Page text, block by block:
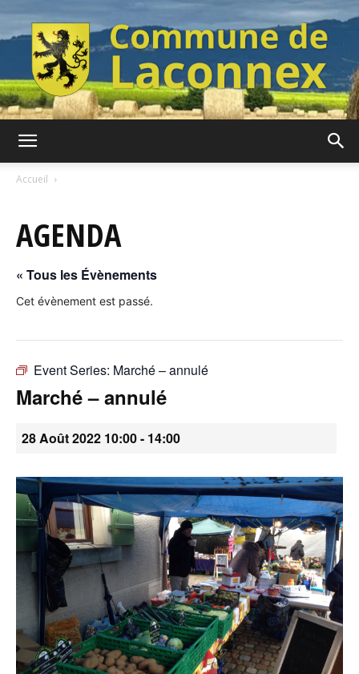
Laconnex
Canton
Accueil
AGENDA
« Tous les Évènements
Cet évènement est passé.
Event Series: Marché – annulé
Marché – annulé
28 Août 2022 10:00- 14:00